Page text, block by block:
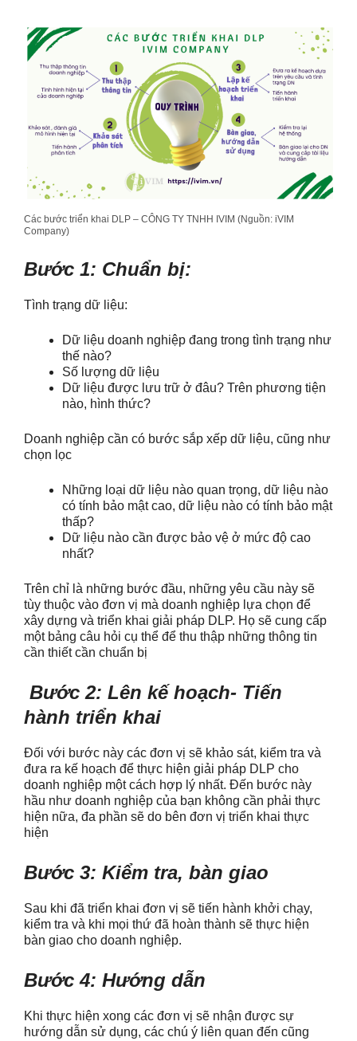
Các bước triển khai DLP – CÔNG TY TNHH IVIM (Nguồn: iVIM
Company)
Bước 1: Chuẩn bị:
Tình trạng dữ liệu:
Dữ liệu doanh nghiệp đang trong tình trạng như
thế nào?
Số lượng dữ liệu
Dữ liệu được lưu trữ ở đâu? Trên phương tiện
nào, hình thức?
Doanh nghiệp cần có bước sắp xếp dữ liệu, cũng như
chọn lọc
Những loại dữ liệu nào quan trọng, dữ liệu nào
có tính bảo mật cao, dữ liệu nào có tính bảo mật
thấp?
Dữ liệu nào cần được bảo vệ ở mức độ cao
nhất?
Trên chỉ là những bước đầu, những yêu cầu này sẽ
tùy thuộc vào đơn vị mà doanh nghiệp lựa chọn để
xây dựng và triển khai giải pháp DLP. Họ sẽ cung cấp
một bảng câu hỏi cụ thể để thu thập những thông tin
cần thiết cần chuẩn bị
Bước 2: Lên kế hoạch- Tiến
hành triển khai
Đối với bước này các đơn vị sẽ khảo sát, kiểm tra và
đưa ra kế hoạch để thực hiện giải pháp DLP cho
doanh nghiệp một cách hợp lý nhất. Đến bước này
hầu như doanh nghiệp của bạn không cần phải thực
hiện nữa, đa phần sẽ do bên đơn vị triển khai thực
hiện
Bước 3: Kiểm tra, bàn giao
Sau khi đã triển khai đơn vị sẽ tiến hành khởi chạy,
kiểm tra và khi mọi thứ đã hoàn thành sẽ thực hiện
bàn giao cho doanh nghiệp.
Bước 4: Hướng dẫn
Khi thực hiện xong các đơn vị sẽ nhận được sự
hướng dẫn sử dụng, các chú ý liên quan đến cũng